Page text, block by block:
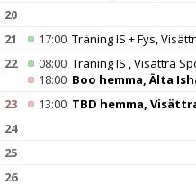
20
21
17:00 Träning IS + Fys,
22
08:00 Träning IS , Visättra
18:00 Boo hemma, Älta
23
13:00 TBD hemma,
24
25
26